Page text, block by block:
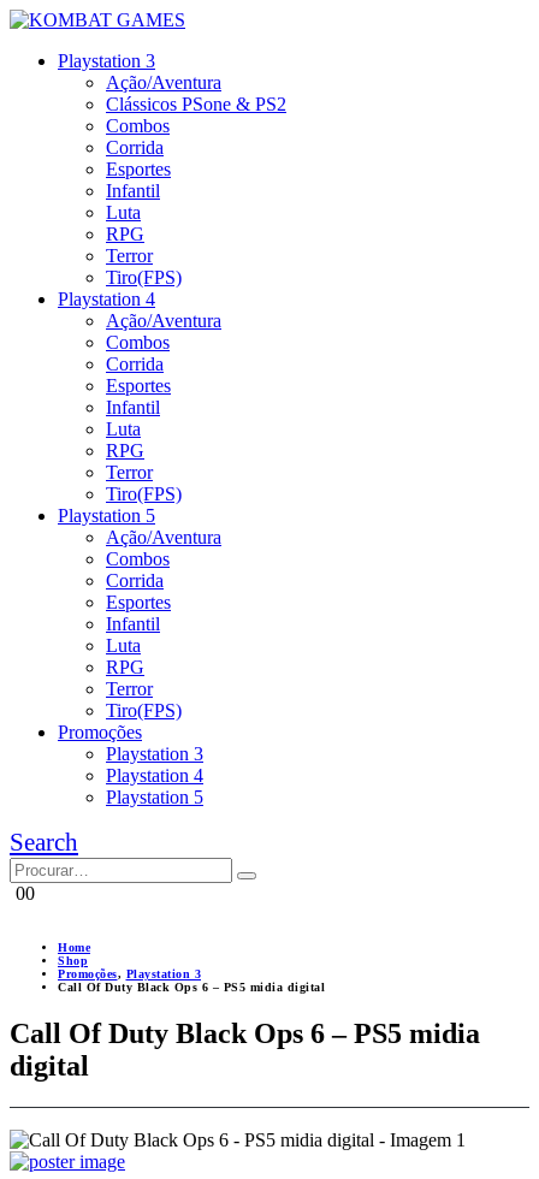
Playstation 3
Ação/Aventura
Clássicos PSone & PS2
Combos
Corrida
Esportes
Infantil
Luta
RPG
Terror
Tiro(FPS)
Playstation 4
Ação/Aventura
Combos
Corrida
Esportes
Infantil
Luta
RPG
Terror
Tiro(FPS)
Playstation 5
Ação/Aventura
Combos
Corrida
Esportes
Infantil
Luta
RPG
Terror
Tiro(FPS)
Promoções
Playstation 3
Playstation 4
Playstation 5
Search
00
Home
Shop
Promoções, Playstation 3
Call Of Duty Black Ops 6 – PS5 midia digital
Call Of Duty Black Ops 6 – PS5 midia
digital